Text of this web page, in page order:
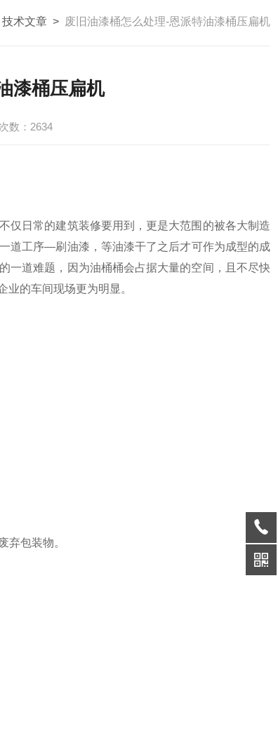
技术文章 > 废旧油漆桶怎么处理-恩派特油漆桶压扁机
漆桶压扁机
数：2634
仅日常的建筑装修要用到，更是大范围的被各大制造
道工序—刷油漆，等油漆干了之后才可作为成型的成
一道难题，因为油桶桶会占据大量的空间，且不尽快
的车间现场更为明显。
包装物。